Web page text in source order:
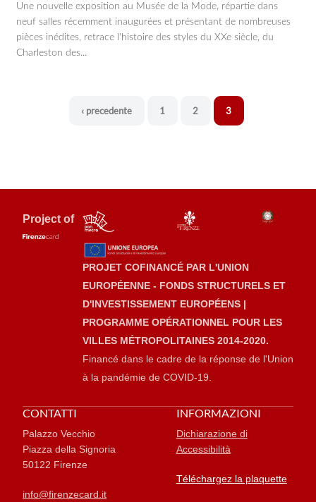
Une nouvelle exposition au Musée de la Mode, répartie dans
neuf salles récemment inaugurées et présentant de nombreuses
pièces inédites, retrace l'histoire des styles du XXe siècle, du
Charleston des...
‹ precedente 1 2 3
Project of
PROJET COFINANCÉ PAR L'UNION
EUROPÉENNE - FONDS STRUCTURELS ET
D'INVESTISSEMENT EUROPÉENS |
PROGRAMME OPÉRATIONNEL POUR LES
VILLES MÉTROPOLITAINES 2014-2020.
Financé dans le cadre de la réponse de l'Union
à la pandémie de COVID-19.
CONTATTI
Palazzo Vecchio
Piazza della Signoria
50122 Firenze
info@firenzecard.it
INFORMAZIONI
Dichiarazione di
Accessibilità
Téléchargez la plaquette